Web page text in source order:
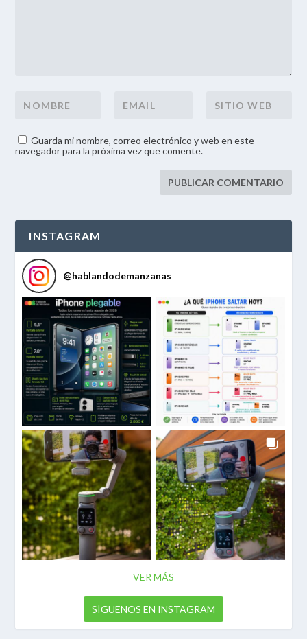
Guarda mi nombre, correo electrónico y web en este
navegador para la próxima vez que comente.
INSTAGRAM
@hablandodemanzanas
VER MÁS
SÍGUENOS EN INSTAGRAM